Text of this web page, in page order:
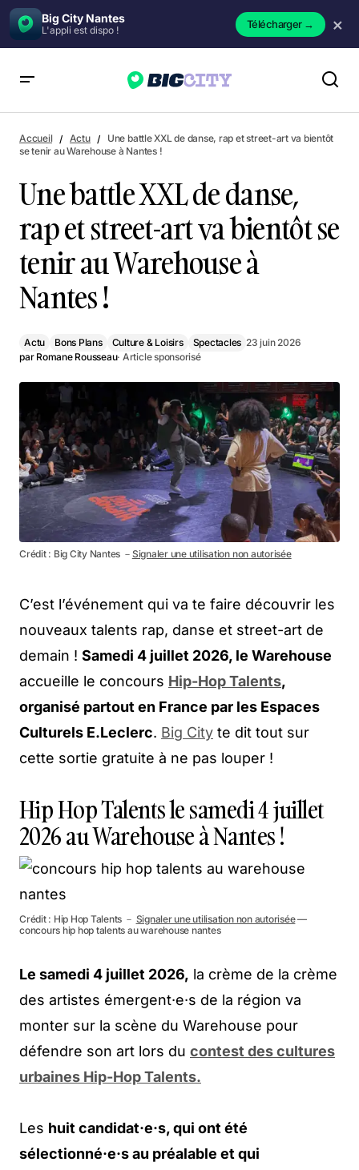
Big City Nantes
L'appli est dispo ! Télécharger→ ×
au Warehouse à Nantes !
Accueil Actu
Une battle XXL de danse, rap et street-art va bientôt
se tenir au Warehouse à Nantes !
Une battle XXL de danse,
rap et street-art va bientôt se
tenir au Warehouse à
Nantes !
Actu Bons Plans Culture & Loisirs Spectacles 23 juin 2026
par Romane Rousseau· Article sponsorisé
Crédit : Big City Nantes － Signaler une utilisation non autorisée
C’est l’événement qui va te faire découvrir les
nouveaux talents rap, danse et street-art de
demain ! Samedi 4 juillet 2026, le Warehouse
accueille le concours Hip-Hop Talents,
organisé partout en France par les Espaces
Culturels E.Leclerc. Big City te dit tout sur
cette sortie gratuite à ne pas louper !
Hip Hop Talents le samedi 4 juillet
2026 au Warehouse à Nantes !
Crédit : Hip Hop Talents － Signaler une utilisation non autorisée—
concours hip hop talents au warehouse nantes
Le samedi 4 juillet 2026, la crème de la crème
des artistes émergent·e·s de la région va
monter sur la scène du Warehouse pour
défendre son art lors du contest des cultures
urbaines Hip-Hop Talents.
Les huit candidat·e·s, qui ont été
sélectionné·e·s au préalable et qui